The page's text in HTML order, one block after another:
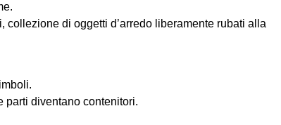
di oggetti d’arredo liberamente rubati alla
parti diventano contenitori.